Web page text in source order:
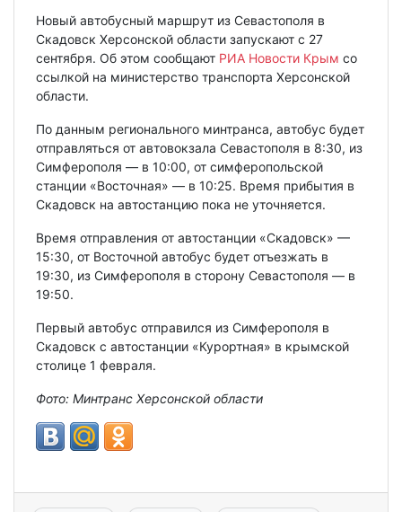
Новый автобусный маршрут из Севастополя в
Скадовск Херсонской области запускают с 27
сентября. Об этом сообщают РИА Новости Крым со
ссылкой на министерство транспорта Херсонской
области.
По данным регионального минтранса, автобус будет
отправляться от автовокзала Севастополя в 8:30, из
Симферополя — в 10:00, от симферопольской
станции «Восточная» — в 10:25. Время прибытия в
Скадовск на автостанцию пока не уточняется.
Время отправления от автостанции «Скадовск» —
15:30, от Восточной автобус будет отъезжать в
19:30, из Симферополя в сторону Севастополя — в
19:50.
Первый автобус отправился из Симферополя в
Скадовск с автостанции «Курортная» в крымской
столице 1 февраля.
Фото: Минтранс Херсонской области